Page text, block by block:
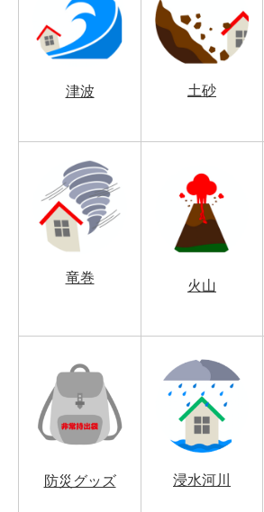
津波 土砂
竜巻
火山
防災グッズ 浸水河川